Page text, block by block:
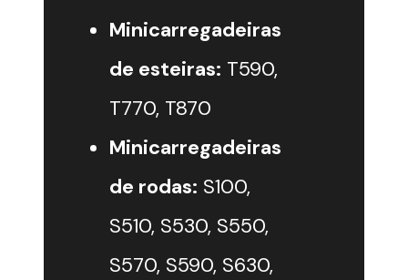
Minicarregadeiras
de esteiras: T590,
T770, T870
Minicarregadeiras
de rodas: S100,
S510, S530, S550,
S570, S590, S630,